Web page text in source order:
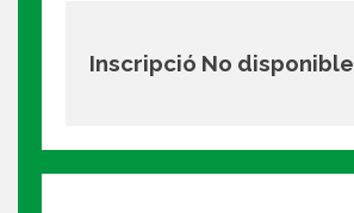
Inscripció No disponible